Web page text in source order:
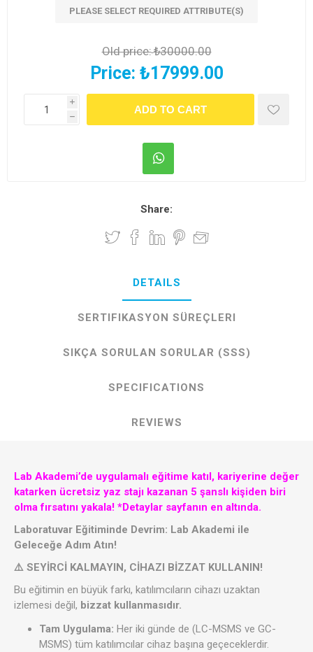
PLEASE SELECT REQUIRED ATTRIBUTE(S)
Old price:₺30000.00
Price: ₺17999.00
i
h
Share:
DETAILS
SERTIFIKASYON SÜREÇLERI
SIKÇA SORULAN SORULAR (SSS)
SPECIFICATIONS
REVIEWS
Lab Akademi’de uygulamalı eğitime katıl, kariyerine değer
katarken ücretsiz yaz stajı kazanan 5 şanslı kişiden biri
olma fırsatını yakala! *Detaylar sayfanın en altında.
Laboratuvar Eğitiminde Devrim: Lab Akademi ile
Geleceğe Adım Atın!
⚠️ SEYİRCİ KALMAYIN, CİHAZI BİZZAT KULLANIN!
Bu eğitimin en büyük farkı, katılımcıların cihazı uzaktan
izlemesi değil, bizzat kullanmasıdır.
Tam Uygulama: Her iki günde de (LC-MSMS ve GC-
MSMS) tüm katılımcılar cihaz başına geçeceklerdir.